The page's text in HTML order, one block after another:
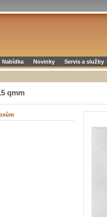
Nabídka Novinky Servis a služby
qmm